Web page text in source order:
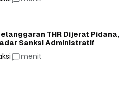
THR Dijerat Pidana,
Sanksi Administratif
menit